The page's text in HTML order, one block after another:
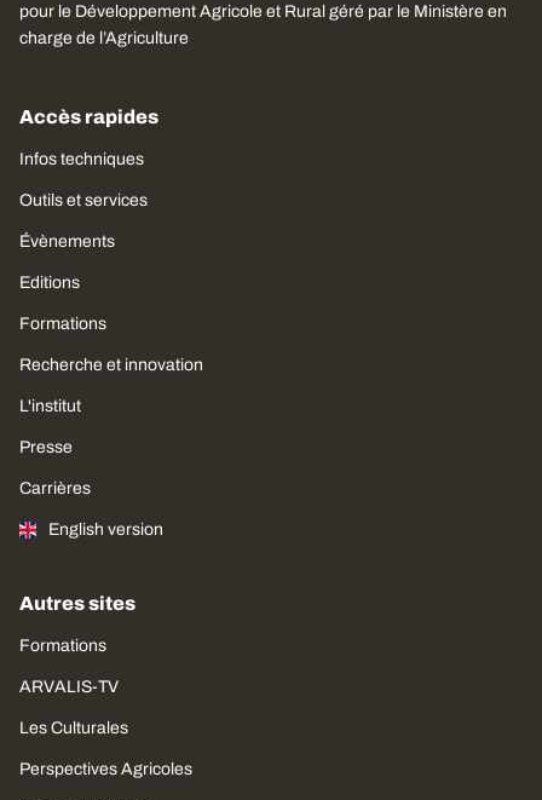
pour le Développement Agricole et Rural géré par le Ministère en
charge de l’Agriculture
Accès rapides
Infos techniques
Outils et services
Évènements
Editions
Formations
Recherche et innovation
L'institut
Presse
Carrières
English version
Autres sites
Formations
ARVALIS-TV
Les Culturales
Perspectives Agricoles